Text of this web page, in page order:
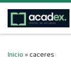
Saltar al contenido
Inicio »caceres